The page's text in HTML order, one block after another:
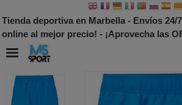
Tienda deportiva en Marbella - Envíos 24/
online al mejor precio! - ¡Aprovecha las